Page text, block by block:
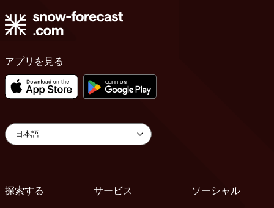
アプリを見る
探索する
サービス
ソーシャル